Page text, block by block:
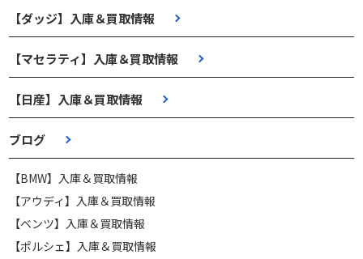
【ダッジ】入庫＆買取情報
【マセラティ】入庫＆買取情報
【日産】入庫＆買取情報
ブログ
【BMW】入庫＆買取情報
【アウディ】入庫＆買取情報
【ベンツ】入庫＆買取情報
【ポルシェ】入庫＆買取情報